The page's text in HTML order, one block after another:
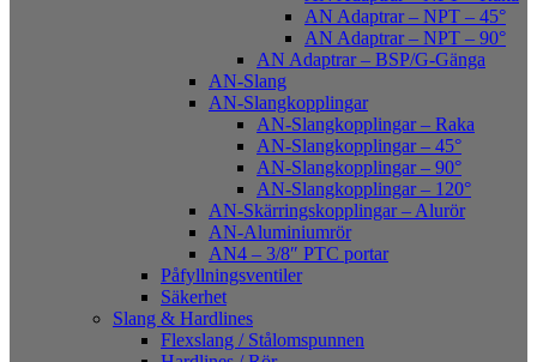
AN Adaptrar – NPT – 45°
AN Adaptrar – NPT – 90°
AN Adaptrar – BSP/G-Gänga
AN-Slang
AN-Slangkopplingar
AN-Slangkopplingar – Raka
AN-Slangkopplingar – 45°
AN-Slangkopplingar – 90°
AN-Slangkopplingar – 120°
AN-Skärringskopplingar – Alurör
AN-Aluminiumrör
AN4 – 3/8″ PTC portar
Påfyllningsventiler
Säkerhet
Slang & Hardlines
Flexslang / Stålomspunnen